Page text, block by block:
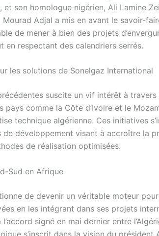
et son homologue nigérien, Ali Lamine
Adjal a mis en avant le savoir-
de mener à bien des projets
en respectant des calendriers serrés.
les solutions de Sonelgaz International
suscite un vif intérêt à travers
pays comme la Côte d’Ivoire et le
technique algérienne. Ces initiatives
de développement visant à accroître la
de réalisation optimisées.
Sud en Afrique
de devenir un véritable moteur
en les intégrant dans ses projets
signé en mai dernier entre
s’inscrit dans la vision du président